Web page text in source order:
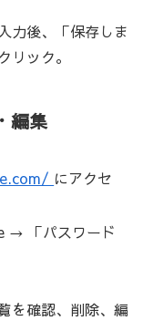
力後、「保存しま
リック。
編集
にアクセ
→ 「パスワード
を確認、削除、編